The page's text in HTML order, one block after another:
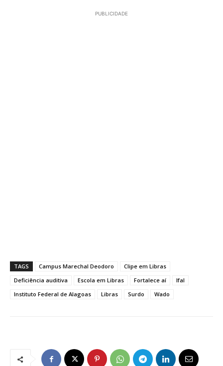
PUBLICIDADE
TAGS Campus Marechal Deodoro
Clipe em Libras
Deficiência auditiva
Escola em Libras Fortalece aí
Ifal
Instituto Federal de Alagoas
Libras Surdo Wado